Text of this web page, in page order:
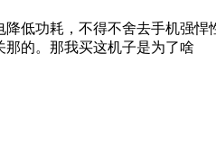
低功耗，不得不舍去手机强悍
的。那我买这机子是为了啥